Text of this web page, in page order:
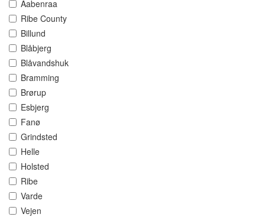
Aabenraa
Ribe County
Billund
Blåbjerg
Blåvandshuk
Bramming
Brørup
Esbjerg
Fanø
Grindsted
Helle
Holsted
Ribe
Varde
Vejen